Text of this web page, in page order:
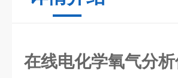
在线电化学氧气分析